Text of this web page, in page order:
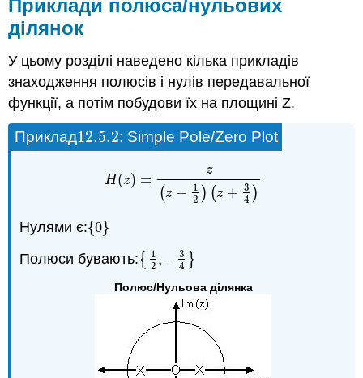
Приклади полюса/нульових
ділянок
У цьому розділі наведено кілька прикладів
знаходження полюсів і нулів передавальної
функції, а потім побудови їх на площині Z.
Приклад12.5.2
12.5.2: Simple Pole/Zero Plot
H(z) =
z
(z − 1
2 ) (z + 3
4 )
H(z)= z(z−12)(z+34)
Нулями є:{0}
{0}
Полюси бувають:{
1
2 , − 3
4 }
{ 12, −34 }
Полюс/Нульова ділянка